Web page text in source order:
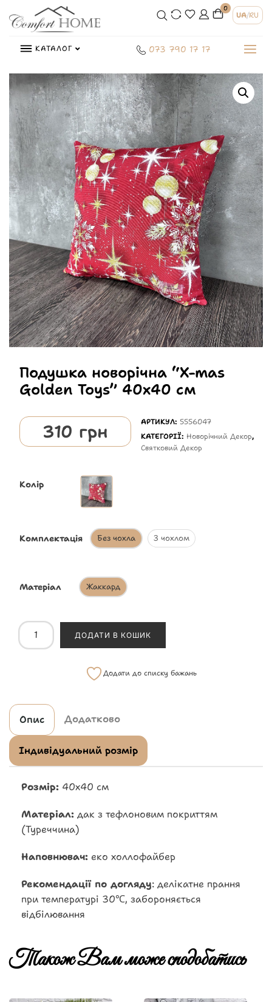
0
UA/RU
КАТАЛОГ 073 790 17 17
Подушка новорічна “X-mas
Golden Toys” 40х40 см
310 грн АРТИКУЛ: 5556047
КАТЕГОРІЇ: Новорічний Декор,
Святковий Декор
Колір
Комплектація Без чохла З чохлом
Матеріал Жаккард
ДОДАТИ В КОШИК
Додати до списку бажань
Опис Додатково
Індивідуальний розмір
Розмір: 40х40 см
Матеріал: дак з тефлоновим покриттям
(Туреччина)
Наповнювач: еко холлофайбер
Рекомендації по догляду: делікатне прання
при температурі 30℃, забороняється
відбілювання
Також Вам може сподобатись